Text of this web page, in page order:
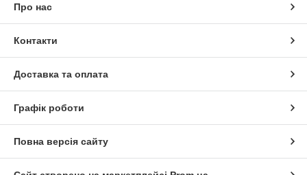
Про нас
Контакти
Доставка та оплата
Графік роботи
Повна версія сайту